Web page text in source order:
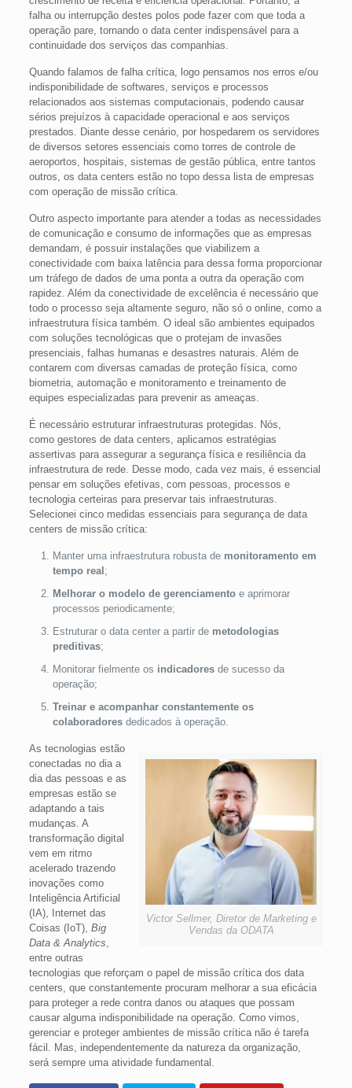
falha ou interrupção destes polos pode fazer com que toda a
operação pare, tornando o data center indispensável para a
continuidade dos serviços das companhias.
Quando falamos de falha crítica, logo pensamos nos erros e/ou
indisponibilidade de softwares, serviços e processos
relacionados aos sistemas computacionais, podendo causar
sérios prejuízos à capacidade operacional e aos serviços
prestados. Diante desse cenário, por hospedarem os servidores
de diversos setores essenciais como torres de controle de
aeroportos, hospitais, sistemas de gestão pública, entre tantos
outros, os data centers estão no topo dessa lista de empresas
com operação de missão crítica.
Outro aspecto importante para atender a todas as necessidades
de comunicação e consumo de informações que as empresas
demandam, é possuir instalações que viabilizem a
conectividade com baixa latência para dessa forma proporcionar
um tráfego de dados de uma ponta a outra da operação com
rapidez. Além da conectividade de excelência é necessário que
todo o processo seja altamente seguro, não só o online, como a
infraestrutura física também. O ideal são ambientes equipados
com soluções tecnológicas que o protejam de invasões
presenciais, falhas humanas e desastres naturais. Além de
contarem com diversas camadas de proteção física, como
biometria, automação e monitoramento e treinamento de
equipes especializadas para prevenir as ameaças.
É necessário estruturar infraestruturas protegidas. Nós,
comogestores de data centers, aplicamos estratégias
assertivas para assegurar a segurança física e resiliência da
infraestrutura de rede. Desse modo, cada vez mais, é essencial
pensar em soluções efetivas, com pessoas, processos e
tecnologia certeiras para preservar tais infraestruturas.
Selecionei cinco medidas essenciais para segurança de data
centers de missão crítica:
Manter uma infraestrutura robusta de monitoramento em
tempo real ;
Melhorar o modelo de gerenciamentoe aprimorar
processos periodicamente;
Estruturar o data center a partir de metodologias
preditivas;
Monitorar fielmente os indicadoresde sucesso da
operação;
Treinar e acompanhar constantemente os
colaboradoresdedicados à operação.
Victor Sellmer, Diretor de Marketing e
Vendas da ODATA
As tecnologias estão
conectadas no dia a
dia das pessoas e as
empresas estão se
adaptando a tais
mudanças. A
transformação digital
vem em ritmo
acelerado trazendo
inovações como
Inteligência Artificial
(IA), Internet das
Coisas (IoT), Big
Data & Analytics,
entre outras
tecnologias que reforçam o papel de missão crítica dos data
centers, que constantemente procuram melhorar a sua eficácia
para proteger a rede contra danos ou ataques que possam
causar alguma indisponibilidade na operação. Como vimos,
gerenciar e proteger ambientes de missão crítica não é tarefa
fácil. Mas, independentemente da natureza da organização,
será sempre uma atividade fundamental.